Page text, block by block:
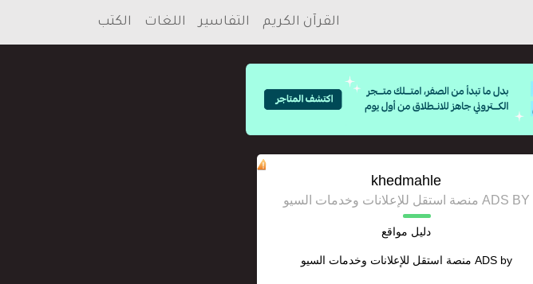
القرآن الكريم التفاسير اللغات الكتب
khedmahle
ADS BY منصة استقل للإعلانات وخدمات السيو
دليل مواقع
ADS by منصة استقل للإعلانات وخدمات السيو